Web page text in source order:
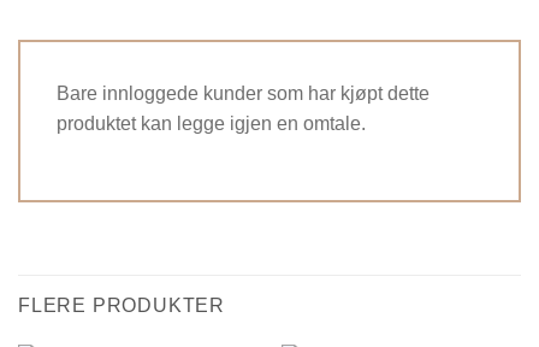
Bare innloggede kunder som har kjøpt dette
produktet kan legge igjen en omtale.
FLERE PRODUKTER